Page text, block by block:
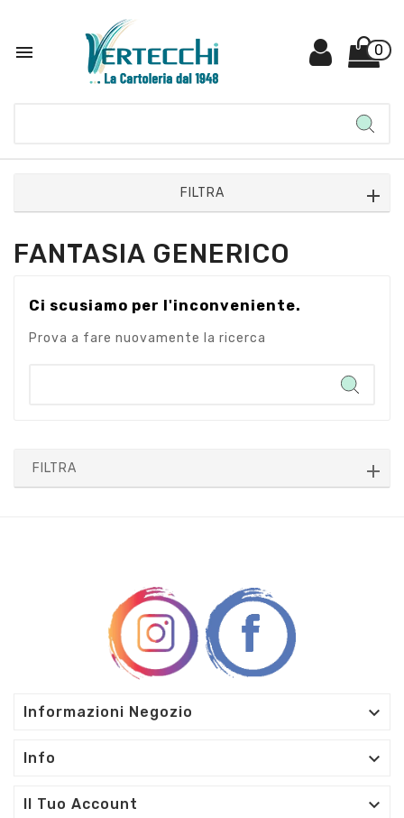
 0
FILTRA
FANTASIA GENERICO
Ci scusiamo per l'inconveniente.
Prova a fare nuovamente la ricerca
FILTRA
Informazioni Negozio 
Info 
Il Tuo Account 